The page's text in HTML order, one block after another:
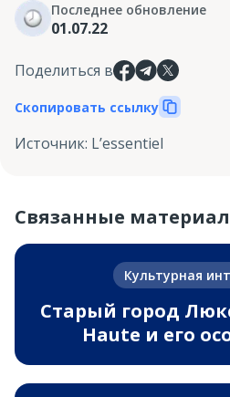
Последнее обновление
01.07.22
Поделиться в
Скопировать ссылку
Источник: L’essentiel
Связанные
Культурная
Старый город
Haute и его